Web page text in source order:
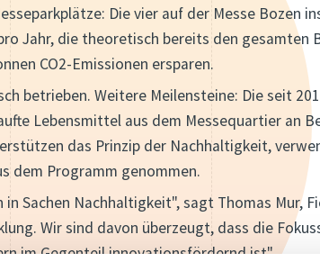
Die vier auf der Messe Bozen
Jahr, die theoretisch bereits den gesamten
CO2-Emissionen ersparen.
betrieben. Weitere Meilensteine: Die seit
Lebensmittel aus dem Messequartier an
das Prinzip der Nachhaltigkeit,
dem Programm genommen.
Sachen Nachhaltigkeit", sagt Thomas Mur,
Wir sind davon überzeugt, dass die
im Gegenteil innovationsfördernd ist".